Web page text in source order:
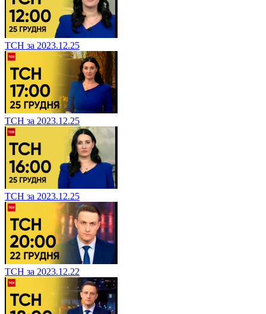
ТСН за 2023.12.25
ТСН за 2023.12.25
ТСН за 2023.12.25
ТСН за 2023.12.22